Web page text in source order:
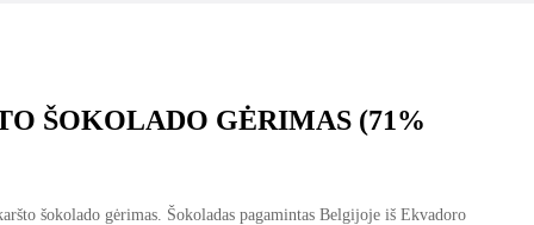
ŠOKOLADO GĖRIMAS (71%
šokolado gėrimas. Šokoladas pagamintas Belgijoje iš Ekvadoro